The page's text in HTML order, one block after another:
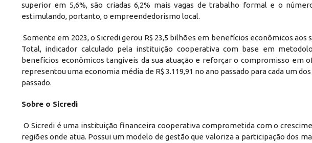
superior em 5,6%, são criadas 6,2% mais vagas de trabalho formal e o
estimulando, portanto, o empreendedorismo local.
Somente em 2023, o Sicredi gerou R$ 23,5 bilhões em benefícios econômicos aos
Total, indicador calculado pela instituição cooperativa com base em
benefícios econômicos tangíveis da sua atuação e reforçar o compromisso em
representou uma economia média de R$ 3.119,91 no ano passado para cada um
passado.
Sobre o Sicredi
O Sicredi é uma instituição financeira cooperativa comprometida com o
regiões onde atua. Possui um modelo de gestão que valoriza a participação dos